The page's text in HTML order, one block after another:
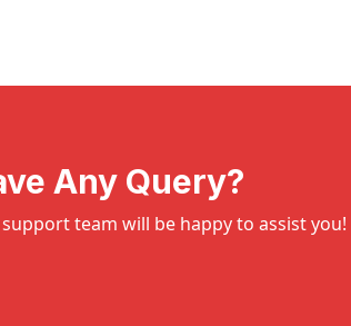
Any Query?
team will be happy to assist you!